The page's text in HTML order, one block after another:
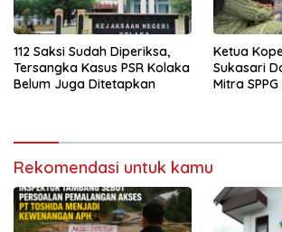
112 Saksi Sudah Diperiksa,
Tersangka Kasus PSR Kolaka
Belum Juga Ditetapkan
Ketua
Sukasari
Mitra SPPG
Rekomendasi untuk kamu